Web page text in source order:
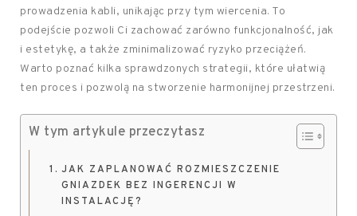
prowadzenia kabli, unikając przy tym wiercenia. To
podejście pozwoli Ci zachować zarówno funkcjonalność, jak
i estetykę, a także zminimalizować ryzyko przeciążeń.
Warto poznać kilka sprawdzonych strategii, które ułatwią
ten proces i pozwolą na stworzenie harmonijnej przestrzeni.
W tym artykule przeczytasz
JAK ZAPLANOWAĆ ROZMIESZCZENIE
GNIAZDEK BEZ INGERENCJI W
INSTALACJĘ?